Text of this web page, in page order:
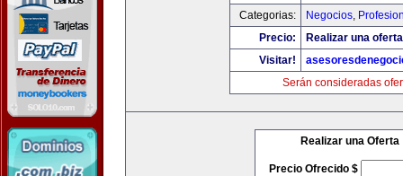
Categorias:
Negocios,
Precio:
Realizar una
Visitar!
Serán consideradas
Realizar una Oferta
Precio Ofrecido $